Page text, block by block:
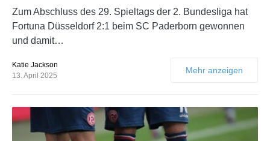
Zum Abschluss des 29. Spieltags der 2. Bundesliga hat
Fortuna Düsseldorf 2:1 beim SC Paderborn gewonnen
und damit…
Katie Jackson
13. April 2025
Mehr anzeigen